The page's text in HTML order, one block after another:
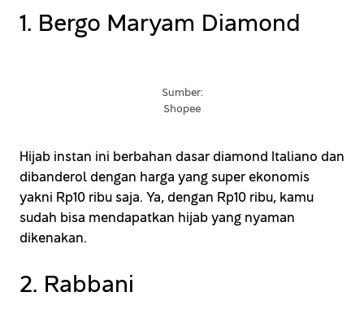
1. Bergo Maryam Diamond
Sumber:
Shopee
Hijab instan ini berbahan dasar diamond Italiano dan
dibanderol dengan harga yang super ekonomis
yakni Rp10 ribu saja. Ya, dengan Rp10 ribu, kamu
sudah bisa mendapatkan hijab yang nyaman
dikenakan.
2. Rabbani